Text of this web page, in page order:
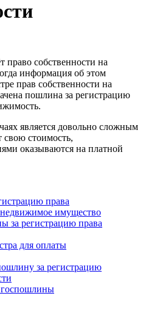
право собственности на
информация об этом
прав собственности на
пошлина за регистрацию
является довольно сложным
стоимость,
оказываются на платной
права
недвижимое имущество
за регистрацию права
для оплаты
за регистрацию
госпошлины